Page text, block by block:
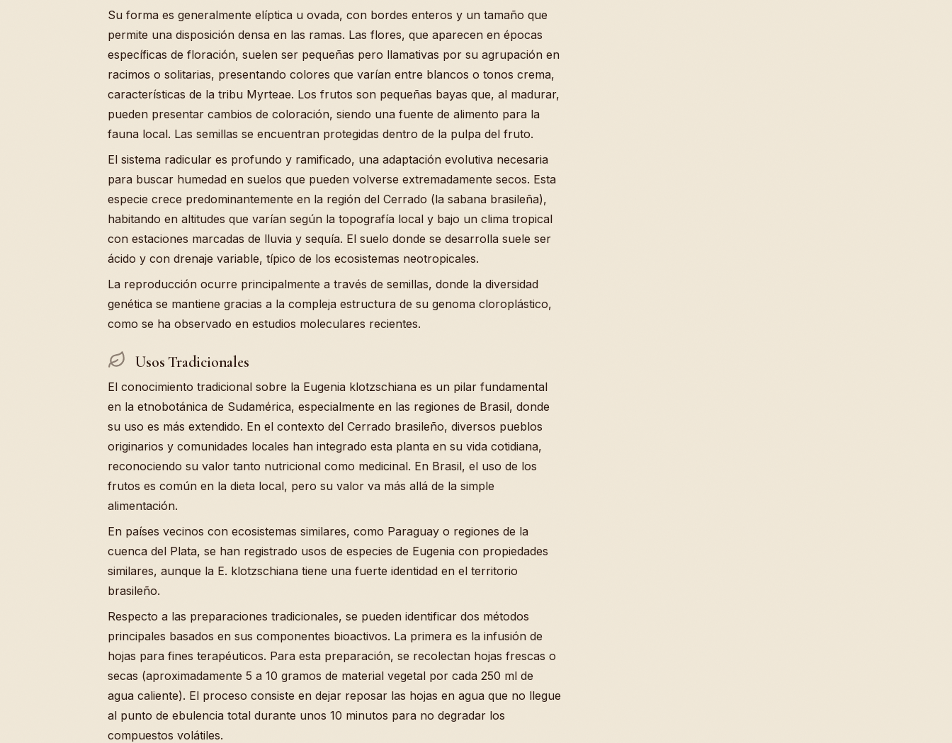
Su forma es generalmente elíptica u ovada, con bordes enteros y un tamaño que
permite una disposición densa en las ramas. Las flores, que aparecen en épocas
específicas de floración, suelen ser pequeñas pero llamativas por su agrupación en
racimos o solitarias, presentando colores que varían entre blancos o tonos crema,
características de la tribu Myrteae. Los frutos son pequeñas bayas que, al madurar,
pueden presentar cambios de coloración, siendo una fuente de alimento para la
fauna local. Las semillas se encuentran protegidas dentro de la pulpa del fruto.
El sistema radicular es profundo y ramificado, una adaptación evolutiva necesaria
para buscar humedad en suelos que pueden volverse extremadamente secos. Esta
especie crece predominantemente en la región del Cerrado (la sabana brasileña),
habitando en altitudes que varían según la topografía local y bajo un clima tropical
con estaciones marcadas de lluvia y sequía. El suelo donde se desarrolla suele ser
ácido y con drenaje variable, típico de los ecosistemas neotropicales.
La reproducción ocurre principalmente a través de semillas, donde la diversidad
genética se mantiene gracias a la compleja estructura de su genoma cloroplástico,
como se ha observado en estudios moleculares recientes.
Usos Tradicionales
El conocimiento tradicional sobre la Eugenia klotzschiana es un pilar fundamental
en la etnobotánica de Sudamérica, especialmente en las regiones de Brasil, donde
su uso es más extendido. En el contexto del Cerrado brasileño, diversos pueblos
originarios y comunidades locales han integrado esta planta en su vida cotidiana,
reconociendo su valor tanto nutricional como medicinal. En Brasil, el uso de los
frutos es común en la dieta local, pero su valor va más allá de la simple
alimentación.
En países vecinos con ecosistemas similares, como Paraguay o regiones de la
cuenca del Plata, se han registrado usos de especies de Eugenia con propiedades
similares, aunque la E. klotzschiana tiene una fuerte identidad en el territorio
brasileño.
Respecto a las preparaciones tradicionales, se pueden identificar dos métodos
principales basados en sus componentes bioactivos. La primera es la infusión de
hojas para fines terapéuticos. Para esta preparación, se recolectan hojas frescas o
secas (aproximadamente 5 a 10 gramos de material vegetal por cada 250 ml de
agua caliente). El proceso consiste en dejar reposar las hojas en agua que no llegue
al punto de ebulencia total durante unos 10 minutos para no degradar los
compuestos volátiles.